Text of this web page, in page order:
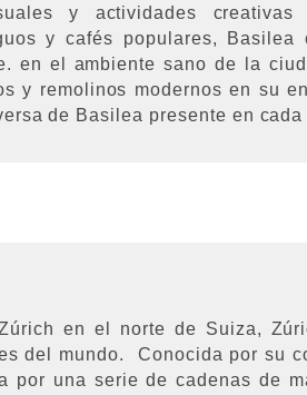
y actividades creativas
y cafés populares, Basilea
en el ambiente sano de la
y remolinos modernos en su
de Basilea presente en cada
en el norte de Suiza,
del mundo. Conocida por su
por una serie de cadenas de